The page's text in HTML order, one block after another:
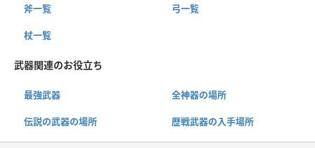
斧一覧 弓一覧
杖一覧
武器関連のお役立ち
最強武器 全神器の場所
伝説の武器の場所 歴戦武器の入手場所